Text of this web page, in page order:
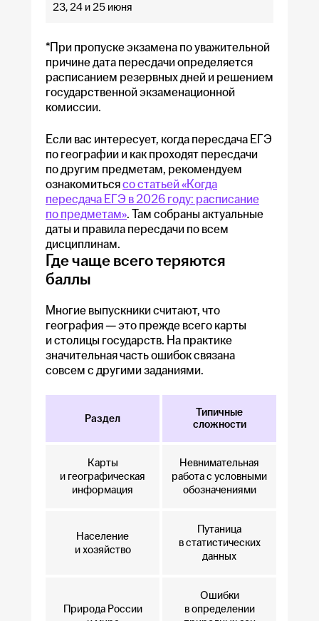
23, 24 и 25 июня
*При пропуске экзамена по уважительной
причине дата пересдачи определяется
расписанием резервных дней и решением
государственной экзаменационной
комиссии.
Если вас интересует, когда пересдача ЕГЭ
по географии и как проходят пересдачи
по другим предметам, рекомендуем
ознакомитьсясо статьей «Когда
пересдача ЕГЭ в 2026 году: расписание
по предметам». Там собраны актуальные
даты и правила пересдачи по всем
дисциплинам.
Где чаще всего теряются
баллы
Многие выпускники считают, что
география — это прежде всего карты
и столицы государств. На практике
значительная часть ошибок связана
совсем с другими заданиями.
Раздел
Типичные
сложности
Карты
и географическая
информация
Невнимательная
работа с условными
обозначениями
Население
и хозяйство
Путаница
в статистических
данных
Природа России
Ошибки
в определении